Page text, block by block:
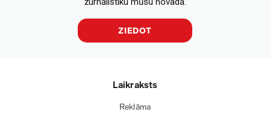
ZIEDOT
Laikraksts
Reklāma